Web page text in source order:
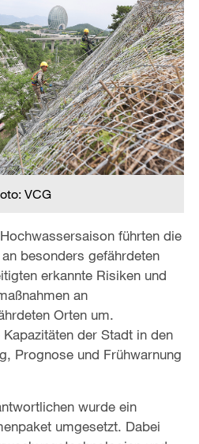
VCG
führten die
besonders gefährdeten
erkannte Risiken und
an
Orten um.
der Stadt in den
Prognose und Frühwarnung
wurde ein
umgesetzt. Dabei